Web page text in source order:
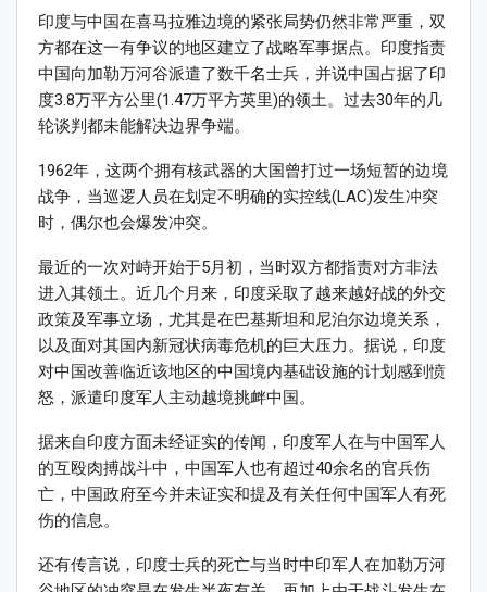
印度与中国在喜马拉雅边境的紧张局势仍然非常严重，双
方都在这一有争议的地区建立了战略军事据点。印度指责
中国向加勒万河谷派遣了数千名士兵，并说中国占据了印
度3.8万平方公里(1.47万平方英里)的领土。过去30年的几
轮谈判都未能解决边界争端。
1962年，这两个拥有核武器的大国曾打过一场短暂的边境
战争，当巡逻人员在划定不明确的实控线(LAC)发生冲突
时，偶尔也会爆发冲突。
最近的一次对峙开始于5月初，当时双方都指责对方非法
进入其领土。近几个月来，印度采取了越来越好战的外交
政策及军事立场，尤其是在巴基斯坦和尼泊尔边境关系，
以及面对其国内新冠状病毒危机的巨大压力。据说，印度
对中国改善临近该地区的中国境内基础设施的计划感到愤
怒，派遣印度军人主动越境挑衅中国。
据来自印度方面未经证实的传闻，印度军人在与中国军人
的互殴肉搏战斗中，中国军人也有超过40余名的官兵伤
亡，中国政府至今并未证实和提及有关任何中国军人有死
伤的信息。
还有传言说，印度士兵的死亡与当时中印军人在加勒万河